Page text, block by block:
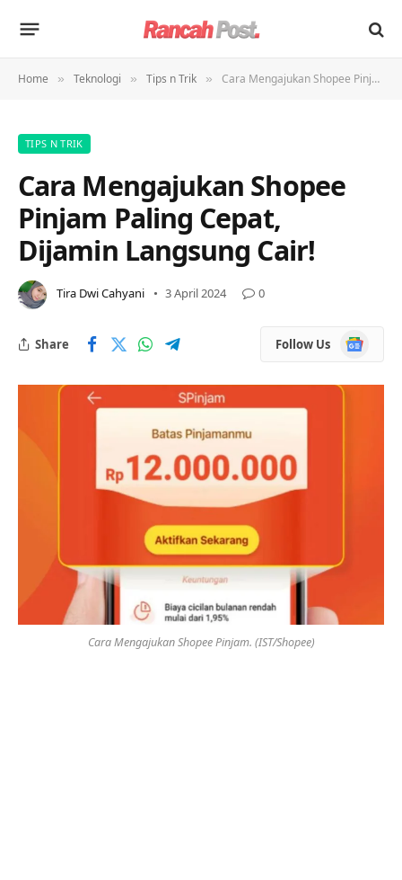
Home » Teknologi » Tips n Trik » Cara Mengajukan Shopee Pinjam Paling Cepat, Dijamin Langsung Cair!
TIPS N TRIK
Cara Mengajukan Shopee
Pinjam Paling Cepat,
Dijamin Langsung Cair!
Tira Dwi Cahyani 3 April 2024 0
Share Follow Us
Google
News
Cara Mengajukan Shopee Pinjam. (IST/Shopee)